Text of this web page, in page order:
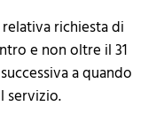
richiesta di
e non oltre il 31
a quando
servizio.